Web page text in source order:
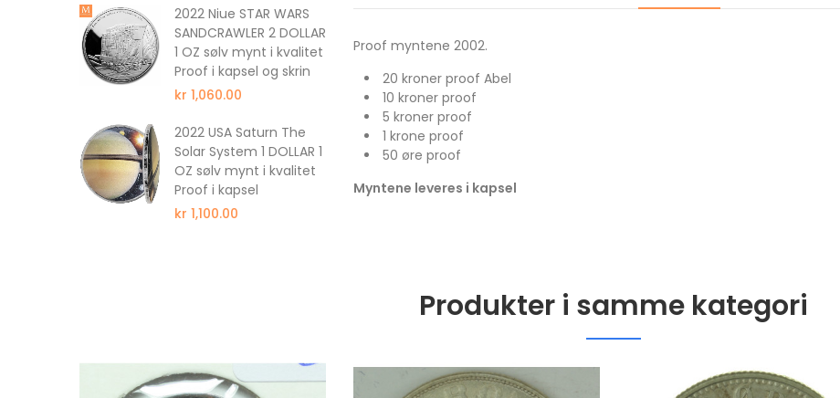
Proof myntene 2002.
20 kroner proof Abel
10 kroner proof
5 kroner proof
1 krone proof
50 øre proof
Myntene leveres i kapsel
2022 Niue STAR WARS
SANDCRAWLER 2 DOLLAR
1 OZ sølv mynt i kvalitet
Proof i kapsel og skrin
kr 1,060.00
2022 USA Saturn The
Solar System 1 DOLLAR 1
OZ sølv mynt i kvalitet
Proof i kapsel
kr 1,100.00
2022 USA Uranus The
OZ sølv mynt i kvalitet
Proof i kapsel
kr 1,100.00
2001 Canada gull 350
Dollar Mayflower
kvalitet proof NGC PF69
2022 Niue STAR WARS
Produkter i samme kategori